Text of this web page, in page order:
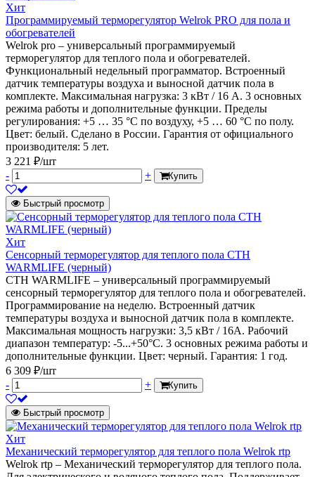
Хит
Программируемый терморегулятор Welrok PRO для пола и
обогревателей
Welrok pro – универсальный программируемый
терморегулятор для теплого пола и обогревателей.
Функциональный недельный программатор. Встроенный
датчик температуры воздуха и выносной датчик пола в
комплекте. Максимальная нагрузка: 3 кВт / 16 А. 3 основных
режима работы и дополнительные функции. Пределы
регулирования: +5 … 35 °С по воздуху, +5 … 60 °С по полу.
Цвет: белый. Сделано в России. Гарантия от официального
производителя: 5 лет.
3 221 ₽/шт
-
+ Купить
Быстрый просмотр
Хит
Сенсорный терморегулятор для теплого пола СТН
WARMLIFE (черный)
СТН WARMLIFE – универсальный программируемый
сенсорный терморегулятор для теплого пола и обогревателей.
Программирование на неделю. Встроенный датчик
температуры воздуха и выносной датчик пола в комплекте.
Максимальная мощность нагрузки: 3,5 кВт / 16А. Рабочий
диапазон температур: -5...+50°C. 3 основных режима работы и
дополнительные функции. Цвет: черный. Гарантия: 1 год.
6 309 ₽/шт
-
+ Купить
Быстрый просмотр
Хит
Механический терморегулятор для теплого пола Welrok rtp
Welrok rtp – Механический терморегулятор для теплого пола.